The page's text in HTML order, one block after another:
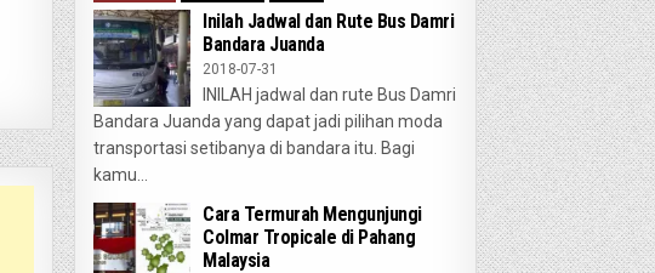
Inilah Jadwal dan Rute Bus Damri
Bandara Juanda
2018-07-31
INILAH jadwal dan rute Bus Damri
Bandara Juanda yang dapat jadi pilihan moda
transportasi setibanya di bandara itu. Bagi
kamu...
Cara Termurah Mengunjungi
Colmar Tropicale di Pahang
Malaysia